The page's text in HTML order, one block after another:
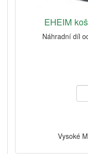
EHEIM
Náhradní díl
Vysoké